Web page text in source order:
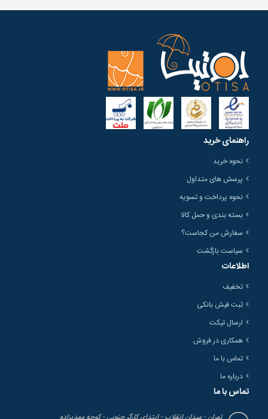
راهنمای خرید
نحوه خرید
پرسش های متداول
نحوه پرداخت و تسویه
بسته بندی و حمل کالا
سفارش من کجاست؟
سیاست بازگشت
اطلاعات
تخفیف
ثبت فیش بانکی
ارسال تیکت
همکاری در فروش
تماس با ما
درباره ما
تماس با ما